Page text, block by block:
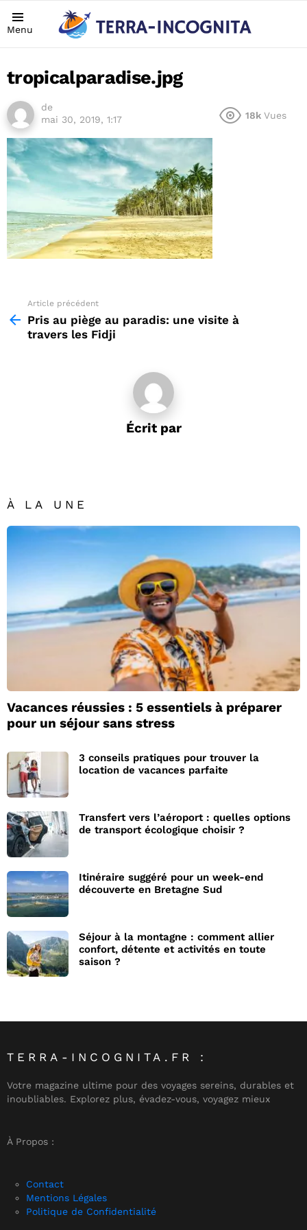
Menu
tropicalparadise.jpg
de
mai 30, 2019, 1:17
18k Vues
more
Article précédent
Pris au piège au paradis: une visite à
travers les Fidji
Écrit par
À LA UNE
Vacances réussies : 5 essentiels à préparer
pour un séjour sans stress
3 conseils pratiques pour trouver la
location de vacances parfaite
Transfert vers l’aéroport : quelles options
de transport écologique choisir ?
Itinéraire suggéré pour un week-end
découverte en Bretagne Sud
Séjour à la montagne : comment allier
confort, détente et activités en toute
saison ?
TERRA-INCOGNITA.FR :
Votre magazine ultime pour des voyages sereins, durables et
inoubliables. Explorez plus, évadez-vous, voyagez mieux
À Propos :
Contact
Mentions Légales
Politique de Confidentialité